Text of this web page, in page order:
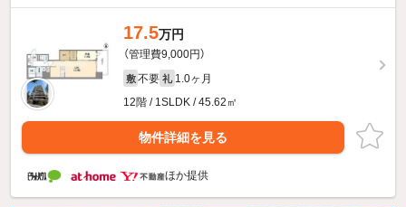
17.5万円
（管理費9,000円）
敷 不要 礼 1.0ヶ月
12階 / 1SLDK / 45.62㎡
物件詳細を見る
ほか提供